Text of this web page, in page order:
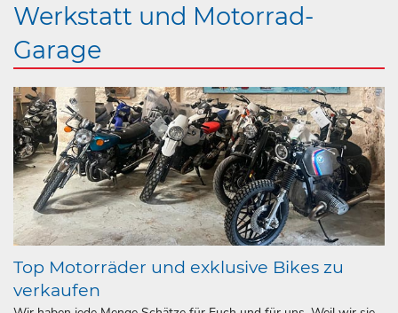
Werkstatt und Motorrad-
Garage
Top Motorräder und exklusive Bikes zu
verkaufen